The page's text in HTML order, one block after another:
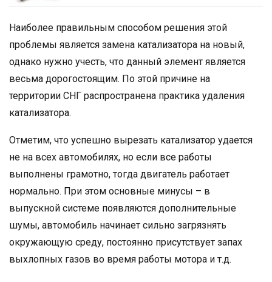
Наиболее правильным способом решения этой
проблемы является замена катализатора на новый,
однако нужно учесть, что данный элемент является
весьма дорогостоящим. По этой причине на
территории СНГ распространена практика удаления
катализатора.
Отметим, что успешно вырезать катализатор удается
не на всех автомобилях, но если все работы
выполнены грамотно, тогда двигатель работает
нормально. При этом основные минусы – в
выпускной системе появляются дополнительные
шумы, автомобиль начинает сильно загрязнять
окружающую среду, постоянно присутствует запах
выхлопных газов во время работы мотора и т.д.